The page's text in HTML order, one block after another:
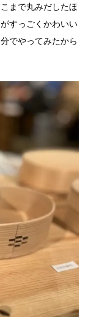
まで丸みだしたほ
すっごくかわいい
でやってみたから